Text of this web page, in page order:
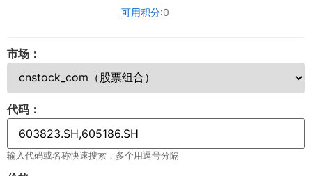
可用积分:0
市场：
代码：
输入代码或名称快速搜索，多个用逗号分隔